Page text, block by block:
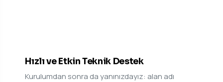
Hızlı ve Etkin Teknik Destek
Kurulumdan sonra da yanınızdayız: alan adı